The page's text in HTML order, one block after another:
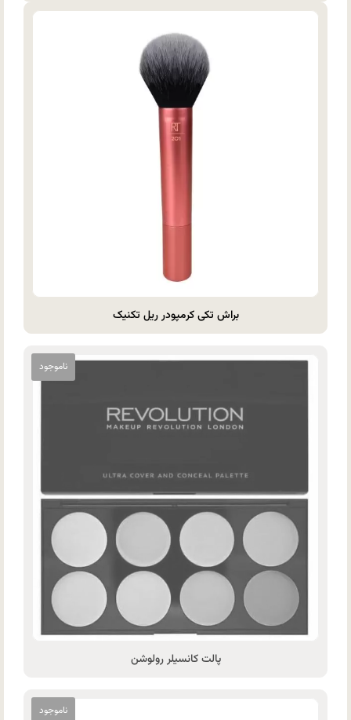
براش تکی کرمپودر ریل تکنیک
پالت کانسیلر رولوشن